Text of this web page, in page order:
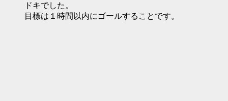
ドキでした。
目標は１時間以内にゴールすることです。